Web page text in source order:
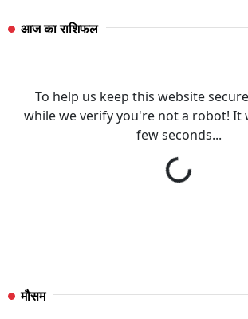
आज का राशिफल
मौसम